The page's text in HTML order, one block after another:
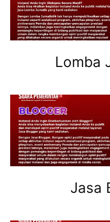
Lomba
Jasa